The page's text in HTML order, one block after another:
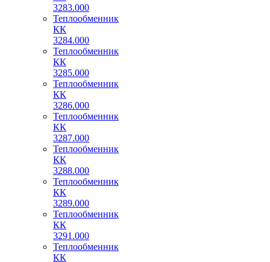
3283.000
Теплообменник
КК
3284.000
Теплообменник
КК
3285.000
Теплообменник
КК
3286.000
Теплообменник
КК
3287.000
Теплообменник
КК
3288.000
Теплообменник
КК
3289.000
Теплообменник
КК
3291.000
Теплообменник
КК